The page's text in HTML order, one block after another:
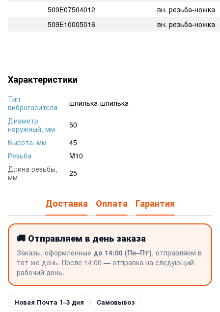
509E07504012
вн. резьба-ножка
509E10005016
вн. резьба-ножка
Характеристики
Тип
виброгасителя
шпилька-шпилька
Диаметр
наружный, мм
50
Высота, мм
45
Резьба
M10
Длина резьбы,
мм
25
Доставка Оплата Гарантия
🚚 Отправляем в день заказа
Заказы, оформленные до 14:00 (Пн–Пт), отправляем в
тот же день. После 14:00 — отправка на следующий
рабочий день.
Новая Почта 1–3 дня Самовывоз